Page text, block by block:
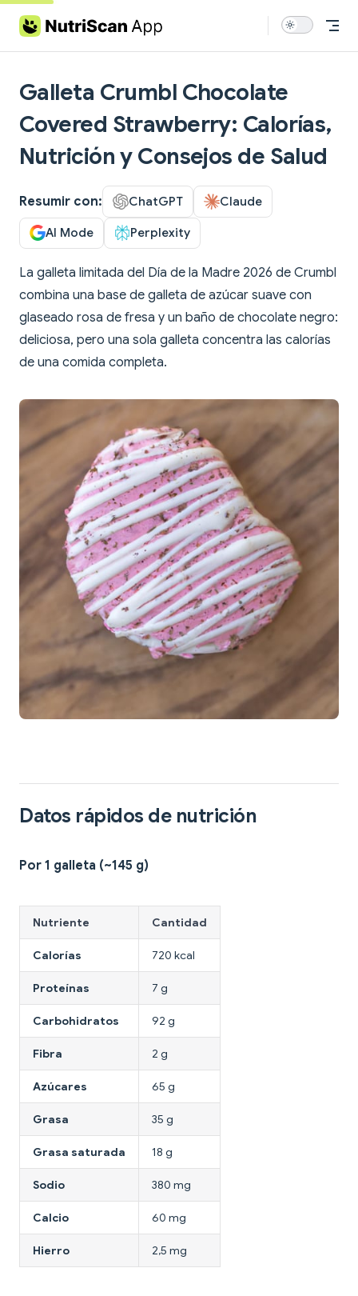
Skip to content
Galleta Crumbl Chocolate
Covered Strawberry: Calorías,
Nutrición y Consejos de Salud
Resumir con: ChatGPT Claude
AI Mode Perplexity
La galleta limitada del Día de la Madre 2026 de Crumbl
combina una base de galleta de azúcar suave con
glaseado rosa de fresa y un baño de chocolate negro:
deliciosa, pero una sola galleta concentra las calorías
de una comida completa.
Datos rápidos de nutrición
Por 1 galleta (~145 g)
Nutriente Cantidad
Calorías 720 kcal
Proteínas 7 g
Carbohidratos 92 g
Fibra 2 g
Azúcares 65 g
Grasa 35 g
Grasa saturada 18 g
Sodio 380 mg
Calcio 60 mg
Hierro 2,5 mg